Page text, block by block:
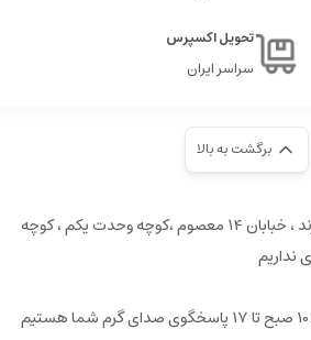
تحویل اکسپرس
سراسر ایران
برگشت به بالا
تهران ،مهرآباد ، ۴۵ متری زرند ، خبابان ۱۴ معصوم ،کوچه وحدت یکم ، کوچه